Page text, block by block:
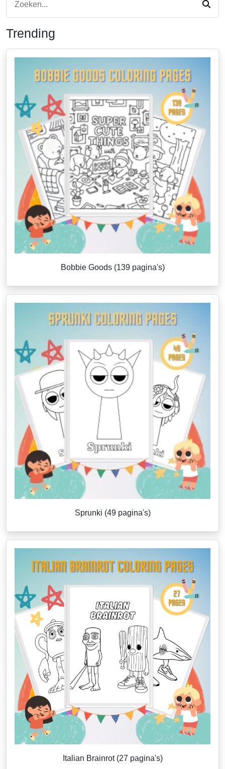
Trending
Bobbie Goods (139 pagina's)
Sprunki (49 pagina's)
Italian Brainrot (27 pagina's)